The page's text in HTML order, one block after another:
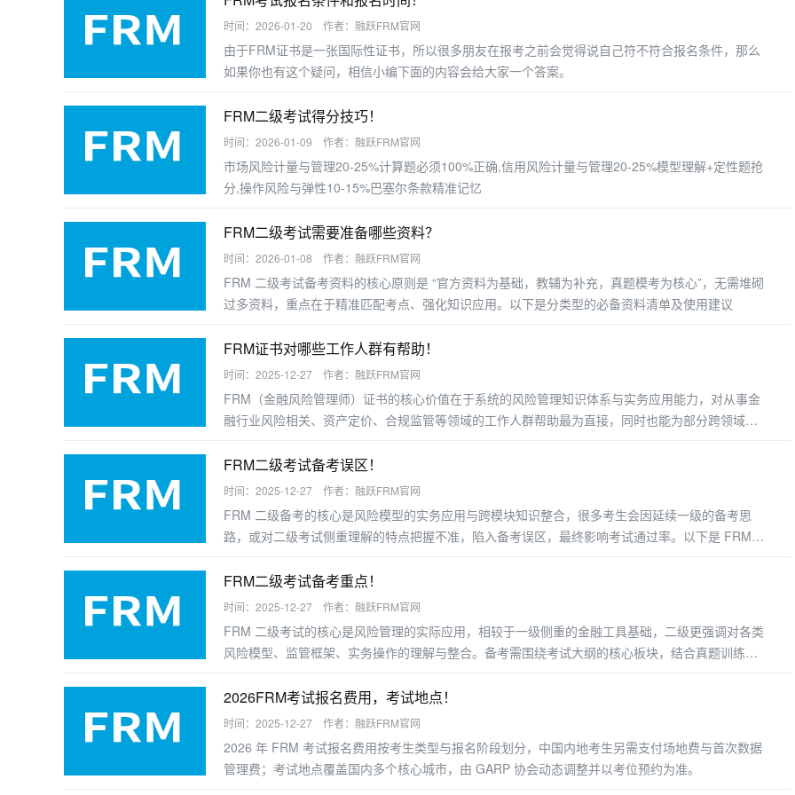
时间：2026-01-20 作者：融跃FRM官网
由于FRM证书是一张国际性证书，所以很多朋友在报考之前会觉得说自己符不符合报名条件，那么
如果你也有这个疑问，相信小编下面的内容会给大家一个答案。
FRM二级考试得分技巧！
时间：2026-01-09 作者：融跃FRM官网
市场风险计量与管理20-25%计算题必须100%正确,信用风险计量与管理20-25%模型理解+定性题抢
分,操作风险与弹性10-15%巴塞尔条款精准记忆
FRM二级考试需要准备哪些资料？
时间：2026-01-08 作者：融跃FRM官网
FRM 二级考试备考资料的核心原则是 “官方资料为基础，教辅为补充，真题模考为核心”，无需堆砌
过多资料，重点在于精准匹配考点、强化知识应用。以下是分类型的必备资料清单及使用建议
FRM证书对哪些工作人群有帮助！
时间：2025-12-27 作者：融跃FRM官网
FRM（金融风险管理师）证书的核心价值在于系统的风险管理知识体系与实务应用能力，对从事金
融行业风险相关、资产定价、合规监管等领域的工作人群帮助最为直接，同时也能为部分跨领域从
FRM二级考试备考误区！
时间：2025-12-27 作者：融跃FRM官网
FRM 二级备考的核心是风险模型的实务应用与跨模块知识整合，很多考生会因延续一级的备考思
路，或对二级考试侧重理解的特点把握不准，陷入备考误区，最终影响考试通过率。以下是 FRM
FRM二级考试备考重点！
时间：2025-12-27 作者：融跃FRM官网
FRM 二级考试的核心是风险管理的实际应用，相较于一级侧重的金融工具基础，二级更强调对各类
风险模型、监管框架、实务操作的理解与整合。备考需围绕考试大纲的核心板块，结合真题训练掌
2026FRM考试报名费用，考试地点！
时间：2025-12-27 作者：融跃FRM官网
2026 年 FRM 考试报名费用按考生类型与报名阶段划分，中国内地考生另需支付场地费与首次数据
管理费；考试地点覆盖国内多个核心城市，由 GARP 协会动态调整并以考位预约为准。